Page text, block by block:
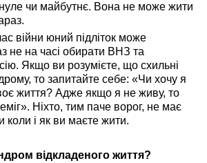
чи майбутнє. Вона не може жити
війни юний підліток може
не на часі обирати ВНЗ та
Якщо ви розумієте, що схильні
то запитайте себе: «Чи хочу я
життя? Адже якщо я не живу, то
Ніхто, тим паче ворог, не має
коли і як ви маєте жити.
відкладеного життя?